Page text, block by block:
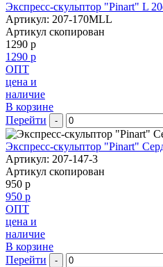
Экспресс-скульптор "Pinart" L
Артикул: 207-170MLL
Артикул скопирован
1290 р
1290 р
ОПТ
цена и
наличие
В корзине
Перейти
-
Экспресс-скульптор "Pinart"
Артикул: 207-147-3
Артикул скопирован
950 р
950 р
ОПТ
цена и
наличие
В корзине
Перейти
-